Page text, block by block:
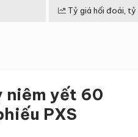
Tỷ giá hối đoái,
niêm yết 60
PXS